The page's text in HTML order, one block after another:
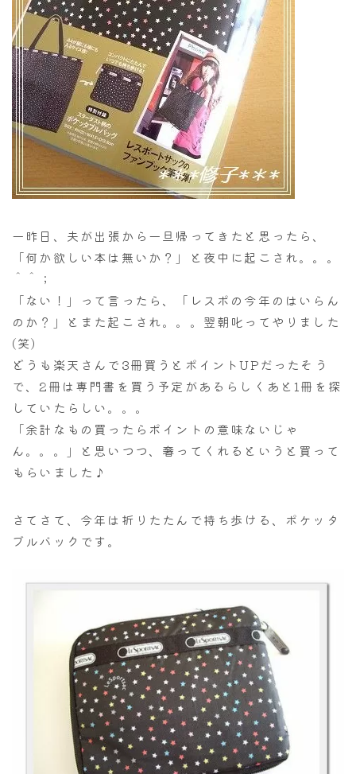
一昨日、夫が出張から一旦帰ってきたと思ったら、
「何か欲しい本は無いか？」と夜中に起こされ。。。
＾＾；
「ない！」って言ったら、「レスポの今年のはいらん
のか？」とまた起こされ。。。翌朝叱ってやりました
(笑)
どうも楽天さんで3冊買うとポイントUPだったそう
で、2冊は専門書を買う予定があるらしくあと1冊を探
していたらしい。。。
「余計なもの買ったらポイントの意味ないじゃ
ん。。。」と思いつつ、奢ってくれるというと買って
もらいました♪
さてさて、今年は折りたたんで持ち歩ける、ポケッタ
ブルバックです。